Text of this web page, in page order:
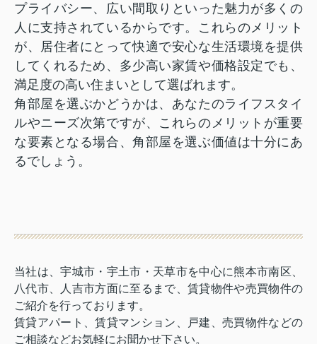
プライバシー、広い間取りといった魅力が多くの
人に支持されているからです。これらのメリット
が、居住者にとって快適で安心な生活環境を提供
してくれるため、多少高い家賃や価格設定でも、
満足度の高い住まいとして選ばれます。
角部屋を選ぶかどうかは、あなたのライフスタイ
ルやニーズ次第ですが、これらのメリットが重要
な要素となる場合、角部屋を選ぶ価値は十分にあ
るでしょう。
当社は、宇城市・宇土市・天草市を中心に熊本市南区、
八代市、人吉市方面に至るまで、賃貸物件や売買物件の
ご紹介を行っております。
賃貸アパート、賃貸マンション、戸建、売買物件などの
ご相談などお気軽にお聞かせ下さい。